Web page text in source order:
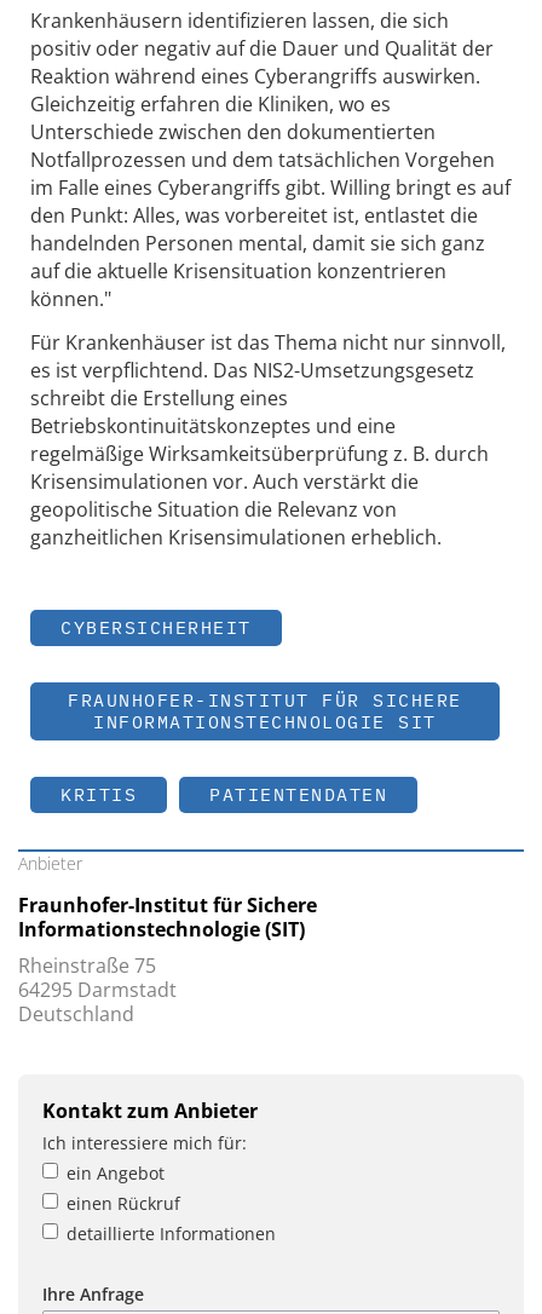
Krankenhäusern identifizieren lassen, die sich
positiv oder negativ auf die Dauer und Qualität der
Reaktion während eines Cyberangriffs auswirken.
Gleichzeitig erfahren die Kliniken, wo es
Unterschiede zwischen den dokumentierten
Notfallprozessen und dem tatsächlichen Vorgehen
im Falle eines Cyberangriffs gibt. Willing bringt es auf
den Punkt: Alles, was vorbereitet ist, entlastet die
handelnden Personen mental, damit sie sich ganz
auf die aktuelle Krisensituation konzentrieren
können."
Für Krankenhäuser ist das Thema nicht nur sinnvoll,
es ist verpflichtend. Das NIS2-Umsetzungsgesetz
schreibt die Erstellung eines
Betriebskontinuitätskonzeptes und eine
regelmäßige Wirksamkeitsüberprüfung z. B. durch
Krisensimulationen vor. Auch verstärkt die
geopolitische Situation die Relevanz von
ganzheitlichen Krisensimulationen erheblich.
CYBERSICHERHEIT
FRAUNHOFER-INSTITUT FÜR SICHERE
INFORMATIONSTECHNOLOGIE SIT
KRITIS PATIENTENDATEN
Anbieter
Fraunhofer-Institut für Sichere
Informationstechnologie (SIT)
Rheinstraße 75
64295 Darmstadt
Deutschland
Kontakt zum Anbieter
Ich interessiere mich für:
ein Angebot
einen Rückruf
detaillierte Informationen
Ihre Anfrage